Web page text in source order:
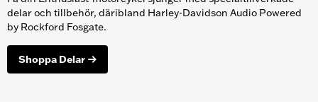
delar och tillbehör, däribland Harley-Davidson Audio Powered
by Rockford Fosgate.
Shoppa Delar